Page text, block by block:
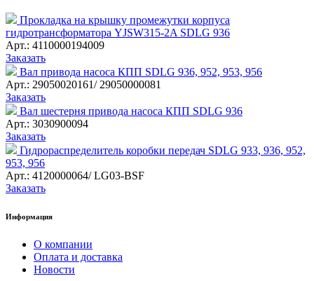
Прокладка на крышку промежутки корпуса
гидротрансформатора YJSW315-2A SDLG 936
Арт.: 4110000194009
Заказать
Вал привода насоса КПП SDLG 936, 952, 953, 956
Арт.: 29050020161/ 29050000081
Заказать
Вал шестерня привода насоса КПП SDLG 936
Арт.: 3030900094
Заказать
Гидрораспределитель коробки передач SDLG 933, 936, 952,
953, 956
Арт.: 4120000064/ LG03-BSF
Заказать
Информация
О компании
Оплата и доставка
Новости